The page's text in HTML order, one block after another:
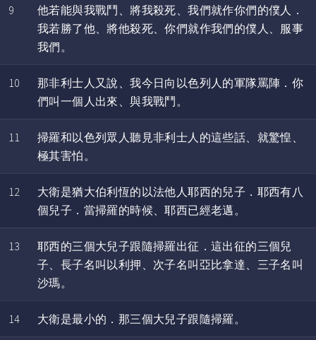
9
他若能與我戰鬥、將我殺死、我們就作你們的僕人．
我若勝了他、將他殺死、你們就作我們的僕人、服事
我們。
10
那非利士人又說、我今日向以色列人的軍隊罵陣．你
們叫一個人出來、與我戰鬥。
11
掃羅和以色列眾人聽見非利士人的這些話、就驚惶、
極其害怕。
12
大衛是猶大伯利恆的以法他人耶西的兒子．耶西有八
個兒子．當掃羅的時候、耶西已經老邁。
13
耶西的三個大兒子跟隨掃羅出征．這出征的三個兒
子、長子名叫以利押、次子名叫亞比拿達、三子名叫
沙瑪。
14 大衛是最小的．那三個大兒子跟隨掃羅。